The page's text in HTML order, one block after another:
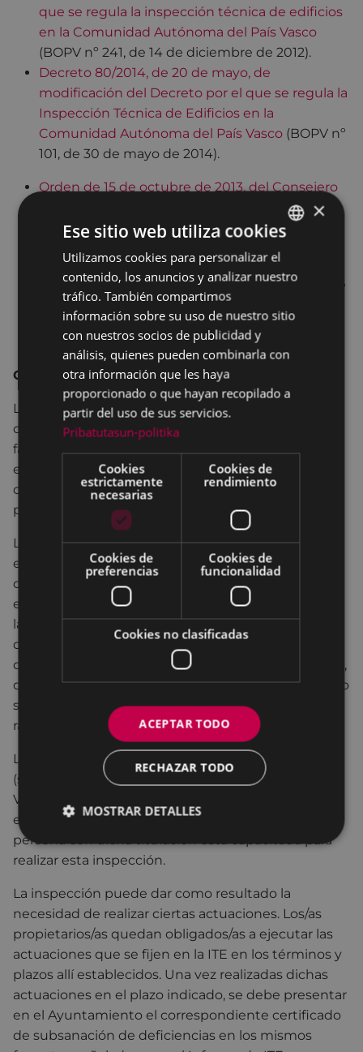
que se regula la inspección técnica de edificios
en la Comunidad Autónoma del País Vasco
(BOPV nº 241, de 14 de diciembre de 2012).
Decreto 80/2014, de 20 de mayo, de
modificación del Decreto por el que se regula la
Inspección Técnica de Edificios en la
Comunidad Autónoma del País Vasco (BOPV nº
101, de 30 de mayo de 2014).
Orden de 15 de octubre de 2013, del Consejero
de Empleo y Políticas Sociales, de modificación
de los anexos II y III del Decreto 241/2012, de 21
Inspección Técnica de Edificios en la
Comunidad Autónoma del País Vasco
(BOPV nº
219, de 18 de noviembre de 2013).
Observaciones:
La ITE consiste en una inspección visual de la
cubierta, de la cimentación, de la estructura, de las
fachadas y de las redes comunes de suministro y
evacuación de aguas, con el fin de conocer sus
características constructivas, su estado y las
patologías que puedan afectar al edificio.
La inspección incluirá una toma de datos de la
envolvente del edificio y de las instalaciones al
objeto de realizar un informe de evaluación de la
eficiencia energética del mismo, e informar sobre
las condiciones de accesibilidad universal y no
discriminación de las personas en situación de
discapacidad para el acceso y utilización del edificio,
de acuerdo con la normativa vigente, estableciendo
si el edificio es susceptible o no de realizar ajustes
razonables para satisfacerlas.
La ITE se compone de un informe y un dictamen
(según el modelo establecido por el Gobierno
Vasco) elaborado por profesionales con licenciatura
en Arquitectura o Arquitectura Técnica. Cualquier
persona con dicha titulación está capacitada para
realizar esta inspección.
La inspección puede dar como resultado la
necesidad de realizar ciertas actuaciones. Los/as
propietarios/as quedan obligados/as a ejecutar las
actuaciones que se fijen en la ITE en los términos y
plazos allí establecidos. Una vez realizadas dichas
actuaciones en el plazo indicado, se debe presentar
en el Ayuntamiento el correspondiente certificado
de subsanación de deficiencias en los mismos
BASQUE
SPANISH
×
Ese sitio web utiliza cookies
Utilizamos cookies para personalizar el
contenido, los anuncios y analizar nuestro
tráfico. También compartimos
información sobre su uso de nuestro sitio
con nuestros socios de publicidad y
análisis, quienes pueden combinarla con
otra información que les haya
proporcionado o que hayan recopilado a
partir del uso de sus servicios.
Pribatutasun-politika
Cookies
estrictamente
necesarias
Cookies de
rendimiento
Cookies de
preferencias
Cookies de
funcionalidad
Cookies no clasificadas
ACEPTAR TODO
RECHAZAR TODO
MOSTRAR DETALLES